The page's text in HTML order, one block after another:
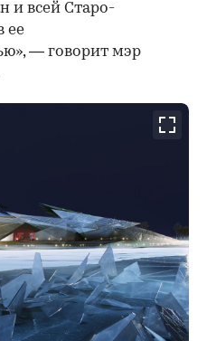
и всей Старо-
ее
— говорит мэр